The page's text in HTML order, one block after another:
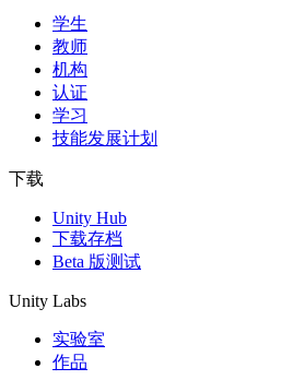
独立游戏
小团队也能做出大游戏
XR 游戏
跨平台发布 XR 游戏
多人游戏
简化多人游戏开发
学生
教师
机构
认证
学习
技能发展计划
下载
Unity Hub
下载存档
Beta 版测试
Unity Labs
实验室
作品